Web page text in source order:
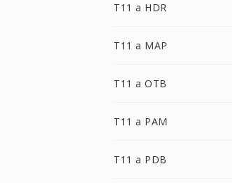
T11 a HDR
T11 a MAP
T11 a OTB
T11 a PAM
T11 a PDB